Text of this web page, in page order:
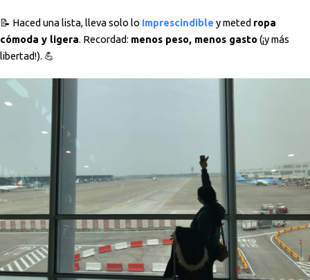
📝 Haced una lista, lleva solo lo Imprescindible y meted ropa
cómoda y ligera. Recordad: menos peso, menos gasto(¡y más
libertad!). 💪